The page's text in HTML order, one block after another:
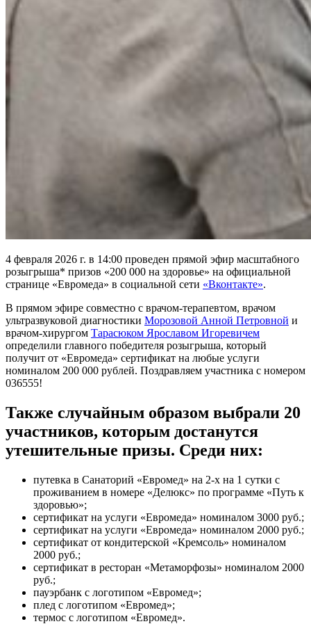
4 февраля 2026 г. в 14:00 проведен прямой эфир масштабного
розыгрыша* призов «200 000 на здоровье» на официальной
странице «Евромеда» в социальной сети «Вконтакте».
В прямом эфире совместно с врачом-терапевтом, врачом
ультразвуковой диагностики Морозовой Анной Петровной и
врачом-хирургом Тарасюком Ярославом Игоревичем
определили главного победителя розыгрыша, который
получит от «Евромеда» сертификат на любые услуги
номиналом 200 000 рублей. Поздравляем участника с номером
036555!
Также случайным образом выбрали 20
участников, которым достанутся
утешительные призы. Среди них:
путевка в Санаторий «Евромед» на 2-х на 1 сутки с
проживанием в номере «Делюкс» по программе «Путь к
здоровью»;
сертификат на услуги «Евромеда» номиналом 3000 руб.;
сертификат на услуги «Евромеда» номиналом 2000 руб.;
сертификат от кондитерской «Кремсоль» номиналом
2000 руб.;
сертификат в ресторан «Метаморфозы» номиналом 2000
руб.;
пауэрбанк с логотипом «Евромед»;
плед с логотипом «Евромед»;
термос с логотипом «Евромед».